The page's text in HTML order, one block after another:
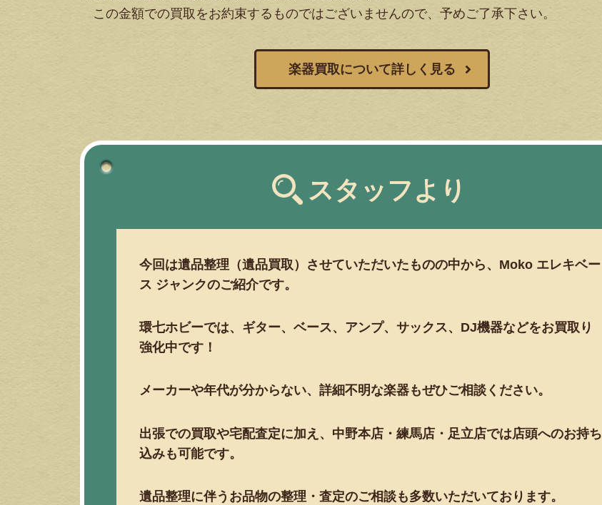
この金額での買取をお約束するものではございませんので、予めご了承下さい。
楽器買取について詳しく見る
スタッフより
今回は遺品整理（遺品買取）させていただいたものの中から、Moko エレキベー
ス ジャンクのご紹介です。
環七ホビーでは、ギター、ベース、アンプ、サックス、DJ機器などをお買取り
強化中です！
メーカーや年代が分からない、詳細不明な楽器もぜひご相談ください。
出張での買取や宅配査定に加え、中野本店・練馬店・足立店では店頭へのお持ち
込みも可能です。
遺品整理に伴うお品物の整理・査定のご相談も多数いただいております。